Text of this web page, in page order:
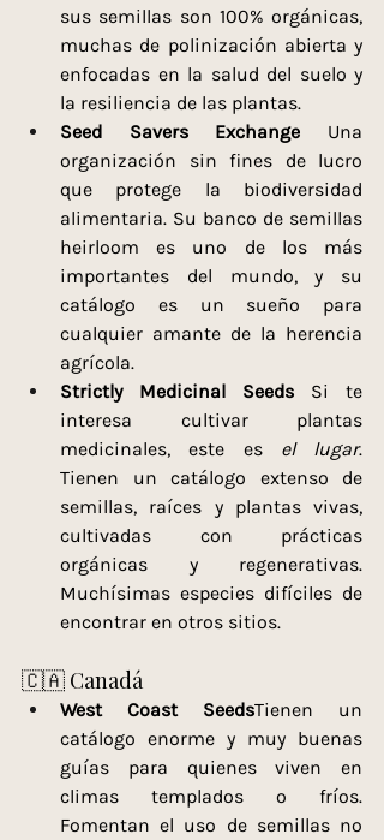
sus semillas son 100% orgánicas,
muchas de polinización abierta y
enfocadas en la salud del suelo y
la resiliencia de las plantas.
Seed Savers Exchange Una
organización sin fines de lucro
que protege la biodiversidad
alimentaria. Su banco de semillas
heirloom es uno de los más
importantes del mundo, y su
catálogo es un sueño para
cualquier amante de la herencia
agrícola.
Strictly Medicinal Seeds Si te
interesa cultivar plantas
medicinales, este es el lugar.
Tienen un catálogo extenso de
semillas, raíces y plantas vivas,
cultivadas con prácticas
orgánicas y regenerativas.
Muchísimas especies difíciles de
encontrar en otros sitios.
🇨🇦 Canadá
West Coast SeedsTienen un
catálogo enorme y muy buenas
guías para quienes viven en
climas templados o fríos.
Fomentan el uso de semillas no